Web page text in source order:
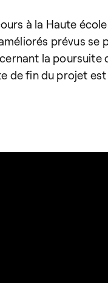
à la Haute
prévus se
la poursuite
de fin du projet